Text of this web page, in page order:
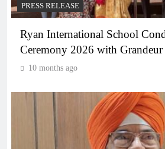
PRESS RELEASE
Ryan International School
Ceremony 2026 with
10 months ago